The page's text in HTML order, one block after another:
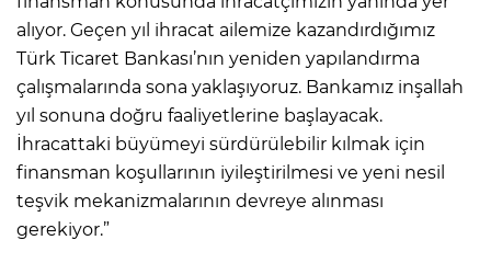
alıyor. Geçen yıl ihracat ailemize kazandırdığımız
Türk Ticaret Bankası’nın yeniden yapılandırma
çalışmalarında sona yaklaşıyoruz. Bankamız inşallah
yıl sonuna doğru faaliyetlerine başlayacak.
İhracattaki büyümeyi sürdürülebilir kılmak için
finansman koşullarının iyileştirilmesi ve yeni nesil
teşvik mekanizmalarının devreye alınması
gerekiyor.”